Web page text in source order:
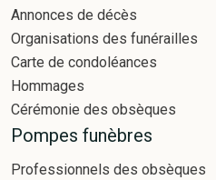
Annonces de décès
Organisations des funérailles
Carte de condoléances
Hommages
Cérémonie des obsèques
Pompes funèbres
Professionnels des obsèques